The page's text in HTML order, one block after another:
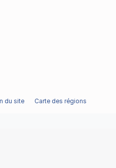
du site Carte des régions